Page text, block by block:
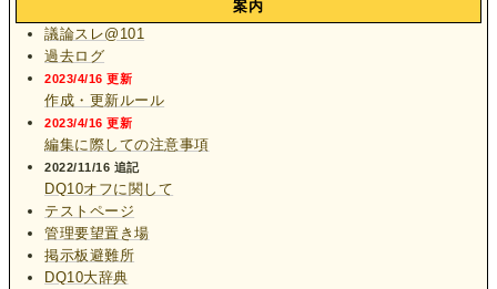
案内
議論スレ@101
過去ログ
2023/4/16 更新
作成・更新ルール
2023/4/16 更新
編集に際しての注意事項
2022/11/16 追記
DQ10オフに関して
テストページ
管理要望置き場
掲示板避難所
DQ10大辞典